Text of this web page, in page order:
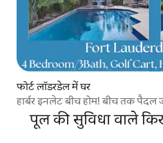
फोर्ट लॉडरडेल में घर
हार्बर इनलेट बीच होम! बीच तक पैदल
पूल की सुविधा वाले